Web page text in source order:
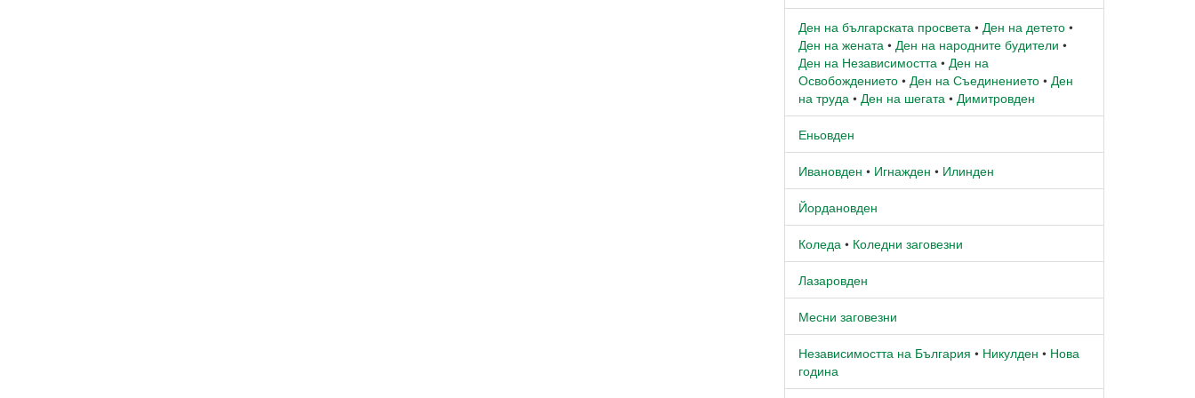
Ден на българската просвета • Ден на детето •
Ден на жената • Ден на народните будители •
Ден на Независимостта • Ден на
Освобождението • Ден на Съединението • Ден
на труда • Ден на шегата • Димитровден
Еньовден
Ивановден • Игнажден • Илинден
Йордановден
Коледа • Коледни заговезни
Лазаровден
Месни заговезни
Независимостта на България • Никулден • Нова
година